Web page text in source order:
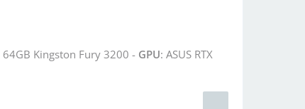
64GB Kingston Fury 3200 - GPU: ASUS RTX